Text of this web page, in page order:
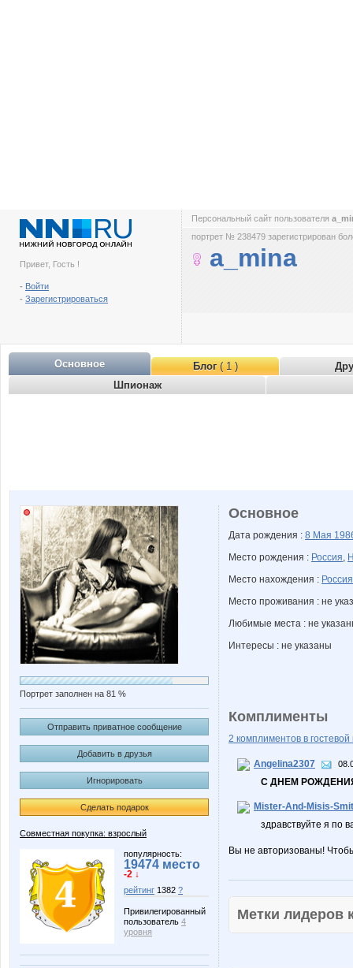
Привет, Гость !
- Войти
- Зарегистрироваться
Персональный сайт пользователя
портрет № 238479 зарегистрирован
a_mina
Основное Блог( 1 )
Шпионаж
Портрет заполнен на 81 %
Отправить приватное сообщение
Добавить в друзья
Игнорировать
Сделать подарок
Совместная покупка: взрослый
популярность:
19474 место
-2 ↓
рейтинг 1382 ?
Привилегированный
пользователь 4
уровня
Основное
Дата рождения : 8 Мая
Место рождения : Россия,
Место нахождения : Россия
Место проживания : не
Любимые места : не
Интересы : не указаны
Комплименты
2 комплиментов в гостевой
Angelina2307
С ДНЕМ
Mister-And-Misis-
здравствуйтe я по
Вы не авторизованы!
Метки